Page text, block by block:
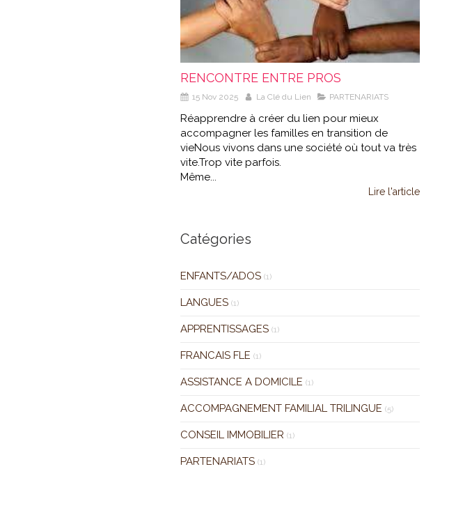
RENCONTRE ENTRE PROS
15 Nov 2025 La Clé du Lien PARTENARIATS
Réapprendre à créer du lien pour mieux
accompagner les familles en transition de
vieNous vivons dans une société où tout va très
vite.Trop vite parfois.
Même...
Lire l'article
Catégories
ENFANTS/ADOS (1)
LANGUES (1)
APPRENTISSAGES (1)
FRANCAIS FLE (1)
ASSISTANCE A DOMICILE (1)
ACCOMPAGNEMENT FAMILIAL TRILINGUE (5)
CONSEIL IMMOBILIER (1)
PARTENARIATS (1)